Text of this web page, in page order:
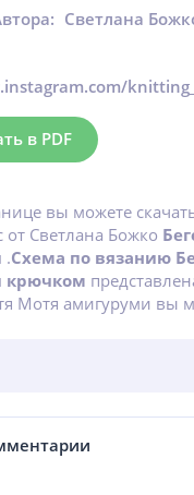
Светлана
в PDF
вы можете
от Светлана Божко
.Схема по вязанию
крючком
Мотя амигуруми вы